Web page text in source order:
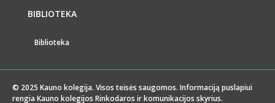
BIBLIOTEKA
Biblioteka
© 2025 Kauno kolegija. Visos teisės saugomos. Informaciją puslapiui
rengia Kauno kolegijos Rinkodaros ir komunikacijos skyrius.